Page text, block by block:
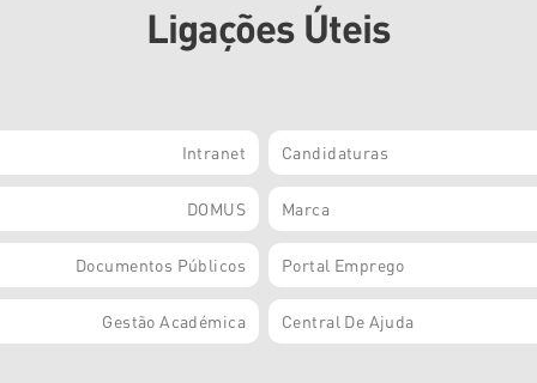
Ligações Úteis
Intranet Candidaturas
DOMUS Marca
Documentos Públicos Portal Emprego
Gestão Académica Central De Ajuda